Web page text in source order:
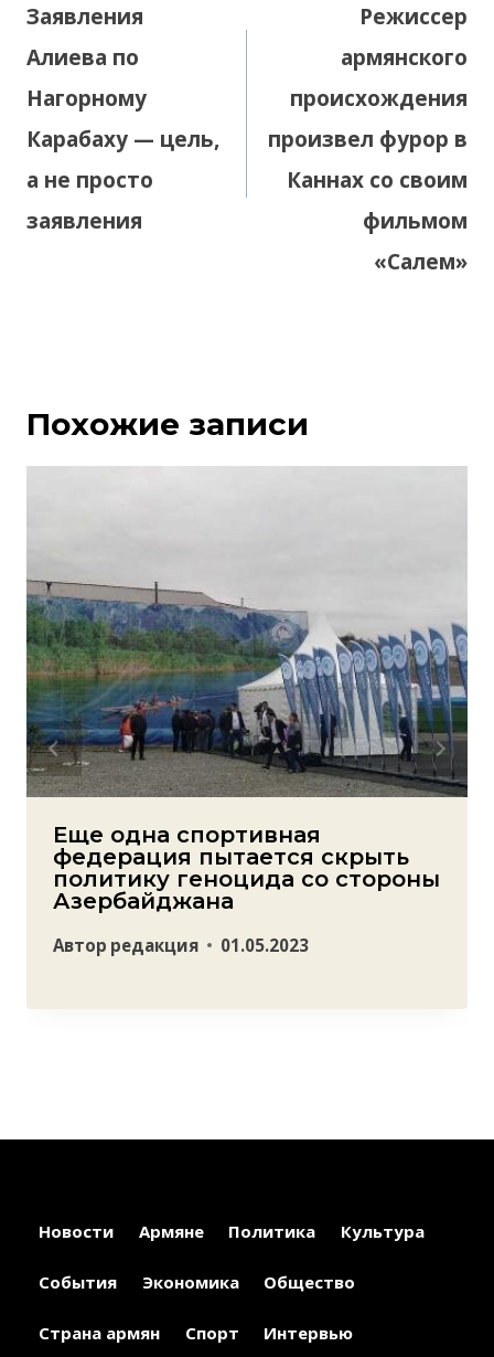
записям
Заявления
Алиева по
Нагорному
Карабаху — цель,
а не просто
заявления
Режиссер
армянского
происхождения
произвел фурор в
Каннах со своим
фильмом
«Салем»
Похожие записи
Еще одна спортивная
федерация пытается скрыть
политику геноцида со стороны
Азербайджана
Автор редакция 01.05.2023
Новости Армяне Политика Культура
События Экономика Общество
Страна армян Спорт Интервью